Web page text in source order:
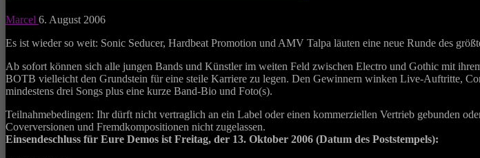
Marcel 6. August 2006
Es ist wieder so weit: Sonic Seducer, Hardbeat Promotion und AMV Talpa läuten eine neue Runde des
Ab sofort können sich alle jungen Bands und Künstler im weiten Feld zwischen Electro und Gothic mit
BOTB vielleicht den Grundstein für eine steile Karriere zu legen. Den Gewinnern winken Live-Auftritte,
mindestens drei Songs plus eine kurze Band-Bio und Foto(s).
Teilnahmebedingen: Ihr dürft nicht vertraglich an ein Label oder einen kommerziellen Vertrieb gebunden
Coverversionen und Fremdkompositionen nicht zugelassen.
Einsendeschluss für Eure Demos ist Freitag, der 13. Oktober 2006 (Datum des Poststempels):